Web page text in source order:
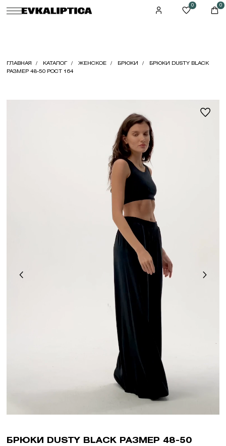
0 0
ГЛАВНАЯ КАТАЛОГ ЖЕНСКОЕ БРЮКИ
БРЮКИ DUSTY BLACK
РАЗМЕР 48-50 РОСТ 164
БРЮКИ DUSTY BLACK РАЗМЕР 48-50